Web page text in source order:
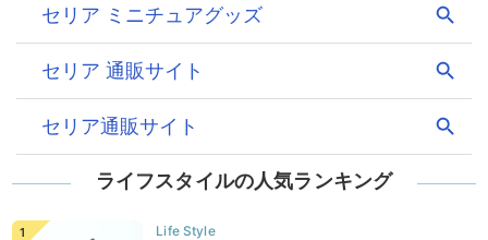
ライフスタイルの人気ランキング